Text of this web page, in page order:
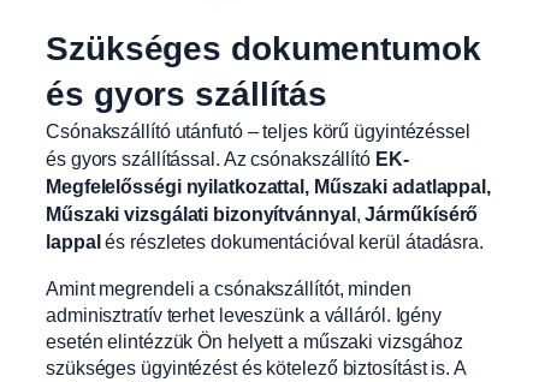
Szükséges dokumentumok
és gyors szállítás
Csónakszállító utánfutó – teljes körű ügyintézéssel
és gyors szállítással. Az csónakszállító EK-
Megfelelősségi nyilatkozattal, Műszaki adatlappal,
Műszaki vizsgálati bizonyítvánnyal ,Járműkísérő
lappal és részletes dokumentációval kerül átadásra.
Amint megrendeli a csónakszállítót, minden
adminisztratív terhet leveszünk a válláról. Igény
esetén elintézzük Ön helyett a műszaki vizsgához
szükséges ügyintézést és kötelező biztosítást is. A